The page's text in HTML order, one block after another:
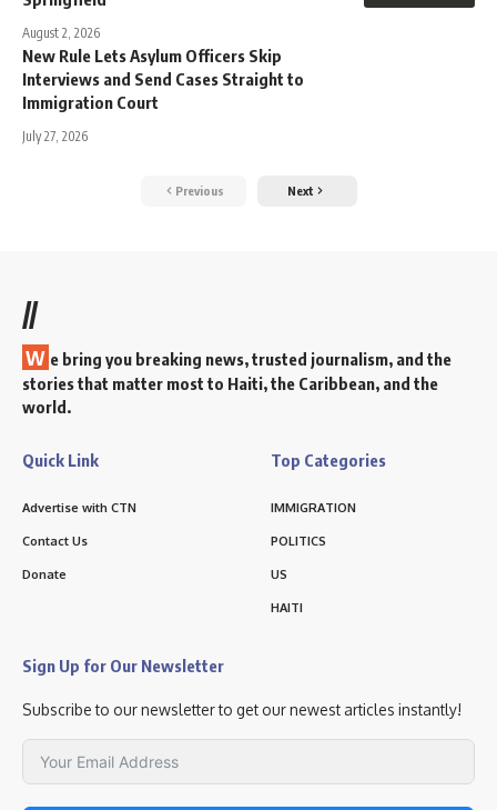
August 2, 2026
New Rule Lets Asylum Officers Skip
Interviews and Send Cases Straight to
Immigration Court
July 27, 2026
Previous Next
//
W e bring you breaking news, trusted journalism, and the
stories that matter most to Haiti, the Caribbean, and the
world.
Quick Link
Advertise with CTN
Contact Us
Donate
Top Categories
IMMIGRATION
POLITICS
US
HAITI
Sign Up for Our Newsletter
Subscribe to our newsletter to get our newest articles instantly!